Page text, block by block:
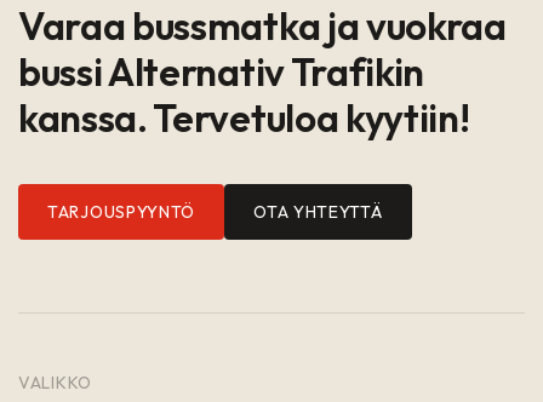
Varaa bussmatka ja vuokraa
bussi Alternativ Trafikin
kanssa. Tervetuloa kyytiin!
TARJOUSPYYNTÖ OTA YHTEYTTÄ
VALIKKO